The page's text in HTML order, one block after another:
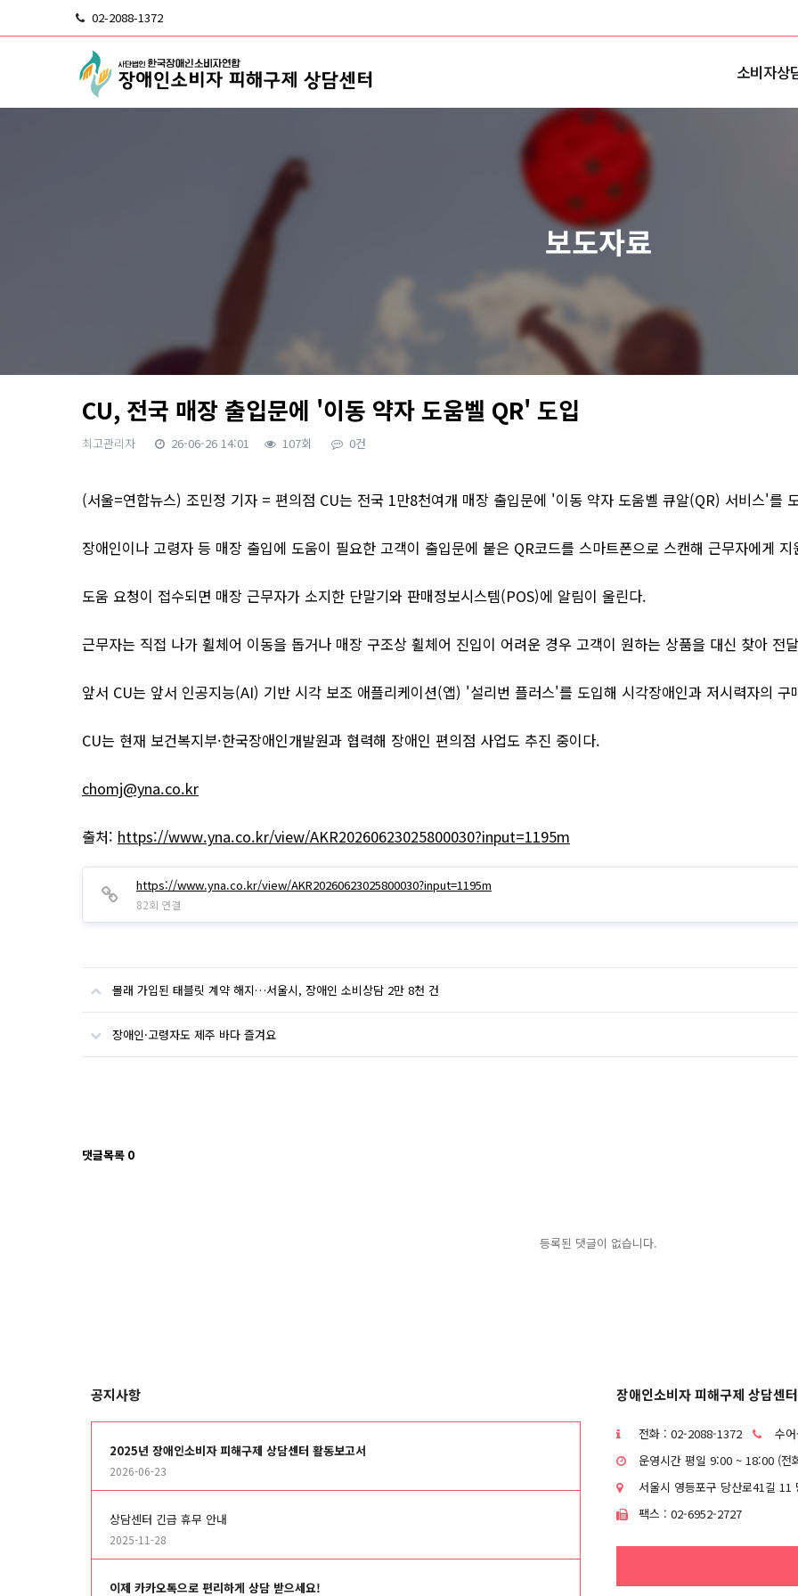
02-2088-1372
소비자상
보도자료
CU, 전국 매장 출입문에 '이동 약자 도움벨 QR' 도입
최고관리자 26-06-26 14:01 107회 0건
(서울=연합뉴스) 조민정 기자 = 편의점 CU는 전국 1만8천여개 매장 출입문에 '이동 약자 도움벨 큐알(QR) 서비스'를
장애인이나 고령자 등 매장 출입에 도움이 필요한 고객이 출입문에 붙은 QR코드를 스마트폰으로 스캔해 근무자에게
도움 요청이 접수되면 매장 근무자가 소지한 단말기와 판매정보시스템(POS)에 알림이 울린다.
근무자는 직접 나가 휠체어 이동을 돕거나 매장 구조상 휠체어 진입이 어려운 경우 고객이 원하는 상품을 대신 찾아 전
앞서 CU는 앞서 인공지능(AI) 기반 시각 보조 애플리케이션(앱) '설리번 플러스'를 도입해 시각장애인과 저시력자의
CU는 현재 보건복지부·한국장애인개발원과 협력해 장애인 편의점 사업도 추진 중이다.
chomj@yna.co.kr
출처: https://www.yna.co.kr/view/AKR20260623025800030?input=1195m
https://www.yna.co.kr/view/AKR20260623025800030?input=1195m
82회 연결
몰래 가입된 태블릿 계약 해지…서울시, 장애인 소비상담 2만 8천 건
장애인·고령자도 제주 바다 즐겨요
댓글목록 0
등록된 댓글이 없습니다.
공지사항
2025년 장애인소비자 피해구제 상담센터 활동보고서
2026-06-23
상담센터 긴급 휴무 안내
2025-11-28
이제 카카오톡으로 편리하게 상담 받으세요!
장애인소비자 피해구제 상담센터
전화 : 02-2088-1372
수
운영시간 평일 9:00 ~ 18:00 (전
서울시 영등포구 당산로41길 11
팩스 : 02-6952-2727